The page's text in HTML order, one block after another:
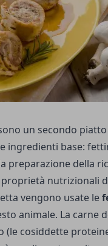
un secondo
ingredienti base:
preparazione della
nutrizionali
vengono usate le
animale. La carne
(le cosiddette